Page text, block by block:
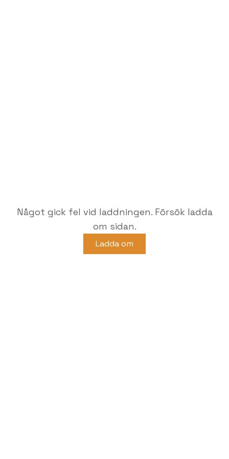
Något gick fel vid laddningen. Försök ladda
om sidan.
Ladda om